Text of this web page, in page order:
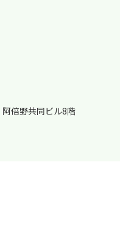
倍野共同ビル8階